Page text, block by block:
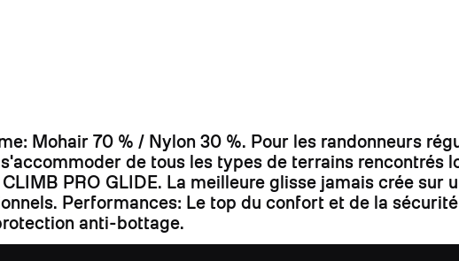
Mohair 70 % / Nylon 30 %. Pour les randonneurs
de tous les types de terrains rencontrés
PRO GLIDE. La meilleure glisse jamais crée sur
Performances: Le top du confort et de la
anti-bottage.